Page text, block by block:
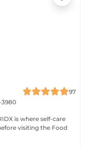
97
3980
is where self-care
visiting the Food